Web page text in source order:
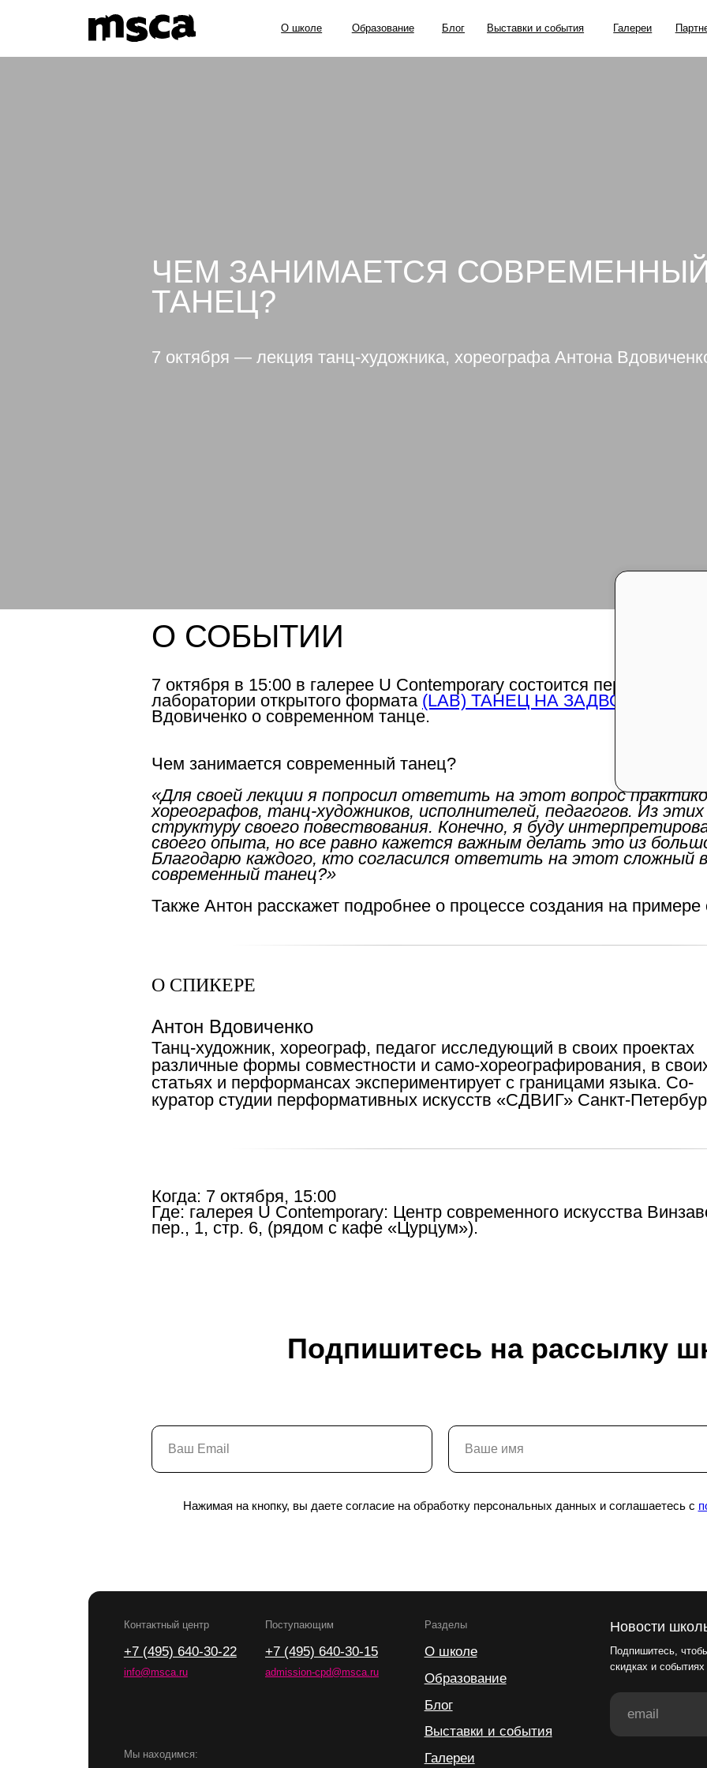
Образование Блог Выставки и события Галереи
О школе Партнерские проекты
ЧЕМ ЗАНИМАЕТСЯ
ТАНЕЦ?
7 октября — лекция танц-художника, хореографа Антона
О СОБЫТИИ
7 октября в 15:00 в галерее U Contemporary состоится первое
лаборатории открытого формата (LAB) ТАНЕЦ НА ЗАДВОРКАХ
Вдовиченко о современном танце.
Чем занимается современный танец?
«Для своей лекции я попросил ответить на этот вопрос
хореографов, танц-художников, исполнителей, педагогов. Из
структуру своего повествования. Конечно, я буду
своего опыта, но все равно кажется важным делать это из
Благодарю каждого, кто согласился ответить на этот сложный
современный танец?»
Также Антон расскажет подробнее о процессе создания на примере
О СПИКЕРЕ
Антон Вдовиченко
Танц-художник, хореограф, педагог исследующий в своих проектах
различные формы совместности и само-хореографирования, в
статьях и перформансах экспериментирует с границами языка. Со-
куратор студии перформативных искусств «СДВИГ» Санкт-
Когда: 7 октября, 15:00
Где:галерея U Сontemporary: Центр современного искусства
пер., 1, стр. 6, (рядом с кафе «Цурцум»).
Подпишитесь на рассылку
Нажимая на кнопку, вы даете согласие на обработку персональных данных и соглашаетесь с
Контактный центр
+7 (495) 640-30-22 +7 (495) 640-30-15 О школе
Образование
Поддержать искусство
Подпишитесь, чтобы первыми
ул. Нижняя Сыромятническая, д. 10, стр. 3
Способ оплаты
Политика конфиденциальности
Публичная оферта
Положение о конкурсе